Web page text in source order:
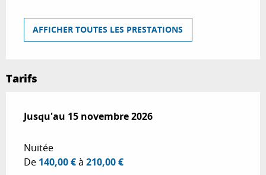
AFFICHER TOUTES LES PRESTATIONS
Tarifs
Du1 avril 2026au15 novembre 2026
Jusqu'au 15 novembre 2026
Nuitée
De 140,00 €à 210,00 €